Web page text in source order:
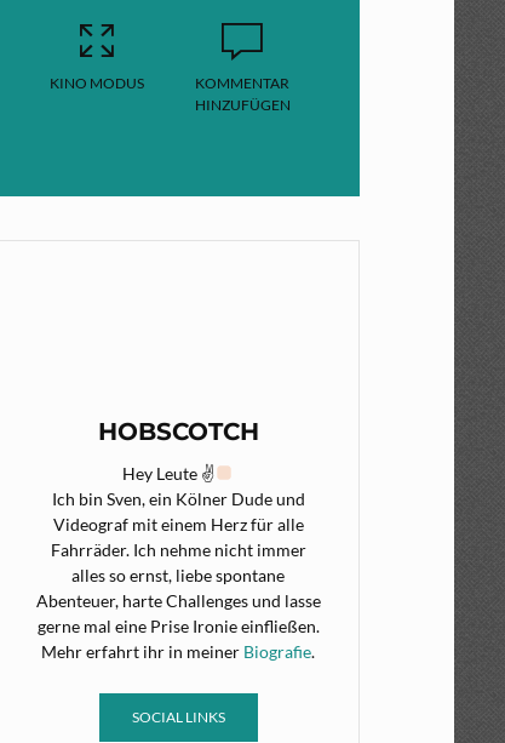
KINO MODUS
KOMMENTAR
HINZUFÜGEN
HOBSCOTCH
Hey Leute ✌
Ich bin Sven, ein Kölner Dude und
Videograf mit einem Herz für alle
Fahrräder. Ich nehme nicht immer
alles so ernst, liebe spontane
Abenteuer, harte Challenges und lasse
gerne mal eine Prise Ironie einfließen.
Mehr erfahrt ihr in meiner Biografie.
SOCIAL LINKS